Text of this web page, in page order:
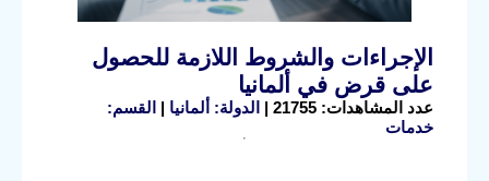
الإجراءات والشروط اللازمة للحصول
على قرض في ألمانيا
عدد المشاهدات: 21755 | الدولة: ألمانيا | القسم:
خدمات